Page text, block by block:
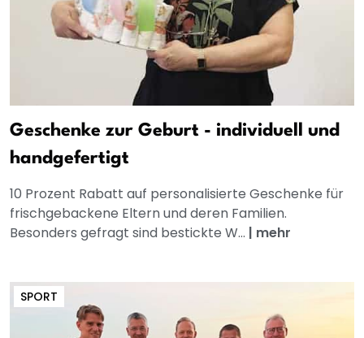
Geschenke zur Geburt - individuell und
handgefertigt
10 Prozent Rabatt auf personalisierte Geschenke für
frischgebackene Eltern und deren Familien.
Besonders gefragt sind bestickte W... | mehr
SPORT